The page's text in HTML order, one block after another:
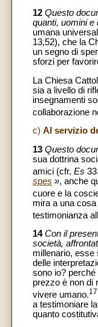
12 Questo
quanti, uomini e
umana
13,52), che la
un segno di
sforzi per
La Chiesa
sia a livello di
insegnamenti
collaborazione
c) Al servizio
13 Questo
sua dottrina
amici (cfr. Es
spes », anche
cuore e la
mira a una
testimonianza
14Con il
società,
millenario, esse
delle
sono io?
prezzo è non di
vivere umano.17
a testimoniare
quanto